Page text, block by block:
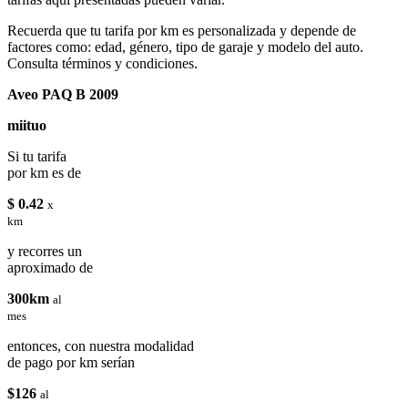
Recuerda que tu tarifa por km es personalizada y depende de
factores como: edad, género, tipo de garaje y modelo del auto.
Consulta términos y condiciones.
Aveo PAQ B 2009
miituo
Si tu tarifa
por km es de
$ 0.42 x
km
y recorres un
aproximado de
300km al
mes
entonces, con nuestra modalidad
de pago por km serían
$126 al